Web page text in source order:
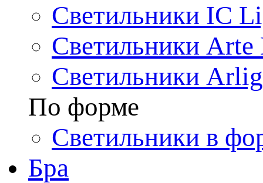
Светильники IC
Светильники Arte
Светильники
По форме
Светильники в
Бра